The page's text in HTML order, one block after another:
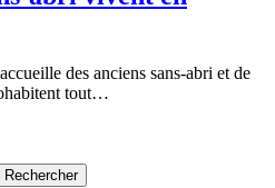
des anciens sans-abri et de
tout…
Rechercher